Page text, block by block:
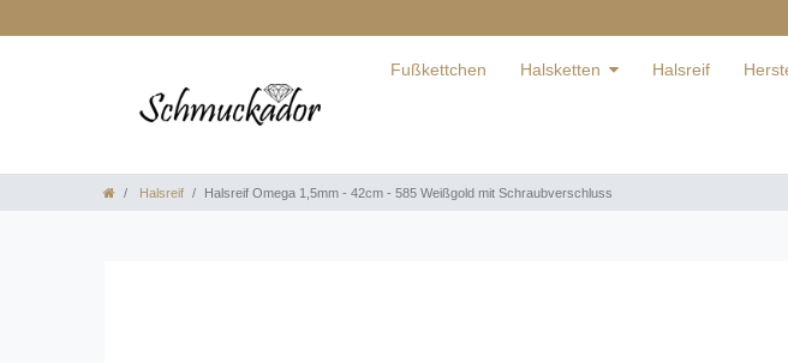
Fußkettchen Halsketten Halsreif
Halsreif Halsreif Omega 1,5mm - 42cm - 585 Weißgold mit Schraubverschluss